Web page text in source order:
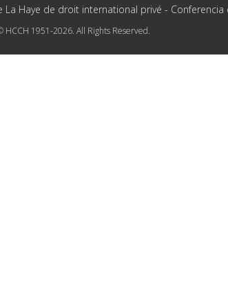
Haye de droit international privé -
HCCH 1951-2026. All Rights Reserved.